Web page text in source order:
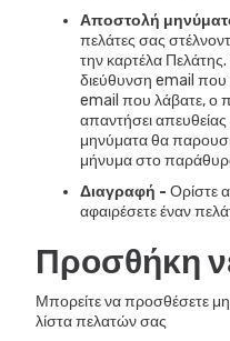
Αποστολή
πελάτες σας
την καρτέλα
διεύθυνση email που
email που λάβατε, ο
απαντήσει
μηνύματα θα
μήνυμα στο
Διαγραφή - Ορίστε
αφαιρέσετε έναν
Προσθήκη
Μπορείτε να προσθέσετε
λίστα πελατών σας